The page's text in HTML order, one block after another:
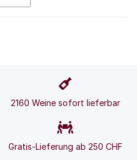
2160 Weine sofort lieferbar
Gratis-Lieferung ab 250 CHF